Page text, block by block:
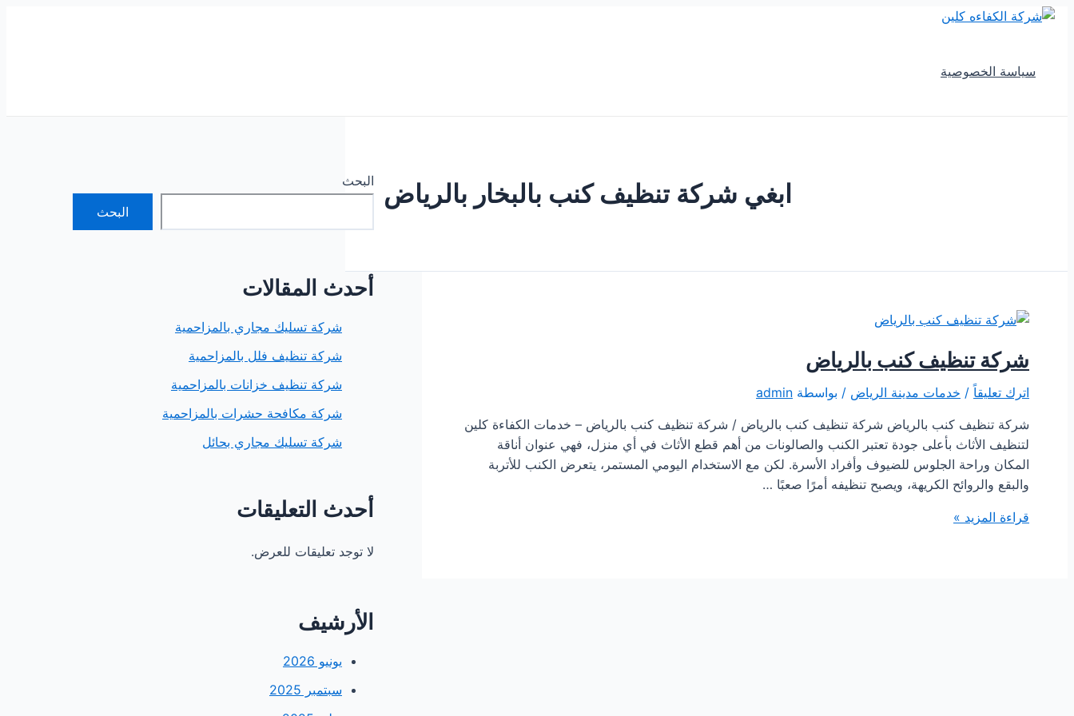
تخطي
سياسة الخصوصية
ابغي شركة تنظيف كنب بالبخار بالرياض
شركة تنظيف كنب بالرياض
اترك تعليقاً / خدمات مدينة الرياض / بواسطة admin
شركة تنظيف كنب بالرياض شركة تنظيف كنب بالرياض / شركة تنظيف كنب بالرياض – خدمات الكفاءة كلين
لتنظيف الأثاث بأعلى جودة تعتبر الكنب والصالونات من أهم قطع الأثاث في أي منزل، فهي عنوان أناقة
المكان وراحة الجلوس للضيوف وأفراد الأسرة. لكن مع الاستخدام اليومي المستمر، يتعرض الكنب للأتربة
والبقع والروائح الكريهة، ويصبح تنظيفه أمرًا صعبًا …
شركة
قراءة المزيد »
البحث
البحث
أحدث المقالات
شركة تسليك مجاري بالمزاحمية
شركة تنظيف فلل بالمزاحمية
شركة تنظيف خزانات بالمزاحمية
شركة مكافحة حشرات بالمزاحمية
شركة تسليك مجاري بحائل
أحدث التعليقات
لا توجد تعليقات للعرض.
الأرشيف
يونيو 2026
سبتمبر 2025